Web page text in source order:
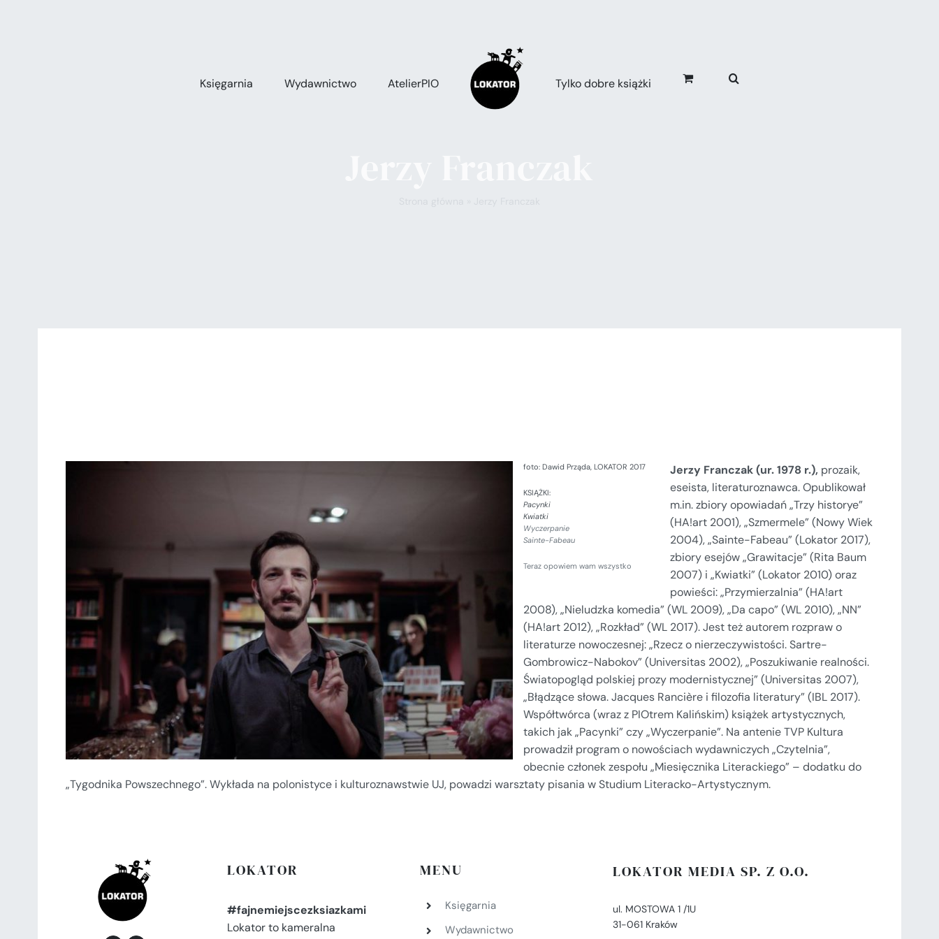
Księgarnia
Wydawnictwo AtelierPIO Tylko dobre książki
foto: Dawid Prząda, LOKATOR 2017
KSIĄŻKI:
Pacynki
Kwiatki
Wyczerpanie
Sainte-Fabeau
Teraz opowiem wam wszystko
Jerzy Franczak (ur. 1978 r.), prozaik,
eseista, literaturoznawca. Opublikował
m.in. zbiory opowiadań „Trzy historye”
(HA!art 2001), „Szmermele” (Nowy Wiek
2004), „Sainte-Fabeau” (Lokator 2017),
zbiory esejów „Grawitacje” (Rita Baum
2007) i „Kwiatki” (Lokator 2010) oraz
powieści: „Przymierzalnia” (HA!art
2008), „Nieludzka komedia” (WL 2009), „Da capo” (WL 2010), „NN”
(HA!art 2012), „Rozkład” (WL 2017). Jest też autorem rozpraw o
literaturze nowoczesnej: „Rzecz o nierzeczywistości. Sartre-
Gombrowicz-Nabokov” (Universitas 2002), „Poszukiwanie realności.
Światopogląd polskiej prozy modernistycznej” (Universitas 2007),
„Błądzące słowa. Jacques Rancière i filozofia literatury” (IBL 2017).
Współtwórca (wraz z PIOtrem Kalińskim) książek artystycznych,
takich jak „Pacynki” czy „Wyczerpanie”. Na antenie TVP Kultura
prowadził program o nowościach wydawniczych „Czytelnia”,
obecnie członek zespołu „Miesięcznika Literackiego” – dodatku do
„Tygodnika Powszechnego”. Wykłada na polonistyce i kulturoznawstwie UJ, powadzi warsztaty pisania w Studium Literacko-Artystycznym.
LOKATOR
#fajnemiejscezksiazkami
Lokator to kameralna
MENU
Księgarnia
Wydawnictwo
LOKATOR MEDIA SP. Z O.O.
ul. MOSTOWA 1 /1U
31-061 Kraków